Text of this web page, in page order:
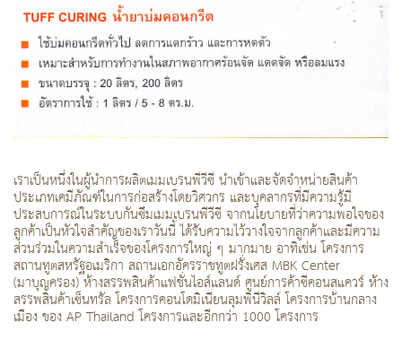
เราเป็นหนึ่งในผู้นำการผลิตเมมเบรนพีวีซี นำเข้าและจัดจำหน่ายสินค้า
ประเภทเคมีภัณฑ์ในการก่อสร้างโดยวิศวกร และบุคลากรที่มีความรู้มี
ประสบการณ์ในระบบกันซึมเมมเบรนพีวีซี จากนโยบายที่ว่าความพอใจของ
ลูกค้าเป็นหัวใจสำคัญของเราวันนี้ ได้รับความไว้วางใจจากลูกค้าและมีความ
ส่วนร่วมในความสำเร็จของโครงการใหญ่ ๆ มากมาย อาทิเช่น โครงการ
สถานทูตสหรัฐอเมริกา สถานเอกอัครราชทูตฝรั่งเศส MBK Center
(มาบุญครอง) ห้างสรรพสินค้าแฟชั่นไอส์แลนด์ ศูนย์การค้าซีคอนสแควร์ ห้าง
สรรพสินค้าเซ็นทรัล โครงการคอนโดมิเนียนลุมพินีวิลล์ โครงการบ้านกลาง
เมือง ของ AP Thailand โครงการและอีกกว่า 1000 โครงการ